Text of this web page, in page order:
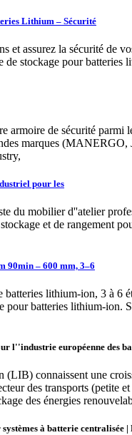
Lithium – Sécurité
et assurez la sécurité de
de stockage pour batteries
armoire de sécurité parmi
marques (MANERGO,
pour les
du mobilier d''atelier
et de rangement
90min – 600 mm, 3–6
batteries lithium-ion, 3 à 6
pour batteries lithium-ion.
l''industrie européenne des
(LIB) connaissent une
des transports (petite
des énergies
à batterie centralisée |